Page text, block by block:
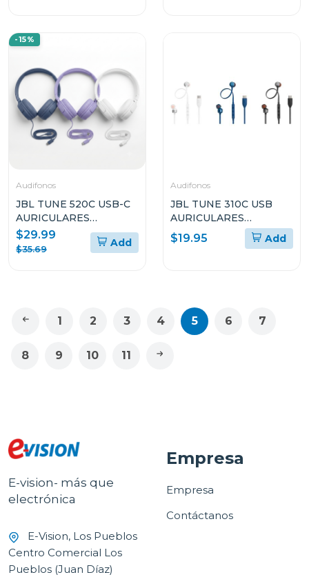
-15%
Audifonos
JBL TUNE 520C USB-C
AURICULARES
INTRAAURALES DE
ALTA RESOLUCIÓN
$29.99
$35.69
Add
Audifonos
JBL TUNE 310C USB
AURICULARES
INTRAAURALES CON
CABLE
$19.95 Add
1 2 3 4 5 6 7
8 9 10 11
E-vision- más que
electrónica
E-Vision, Los Pueblos
Centro Comercial Los
Pueblos (Juan Díaz)
Empresa
Empresa
Contáctanos